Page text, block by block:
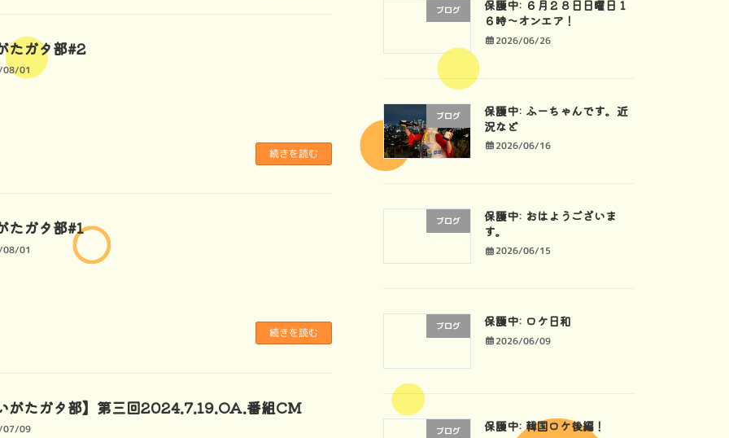
たガタ部#2
08/01
続きを読む
たガタ部#1
08/01
続きを読む
いがたガタ部】第三回2024.7.19.OA.番組CM
07/09
ブログ
保護中: ６月２８日日曜日１
６時〜オンエア！
2026/06/26
ブログ
保護中: ふーちゃんです。近
況など
2026/06/16
ブログ
保護中: おはようございま
す。
2026/06/15
ブログ 保護中: ロケ日和
2026/06/09
ブログ 保護中: 韓国ロケ後編！